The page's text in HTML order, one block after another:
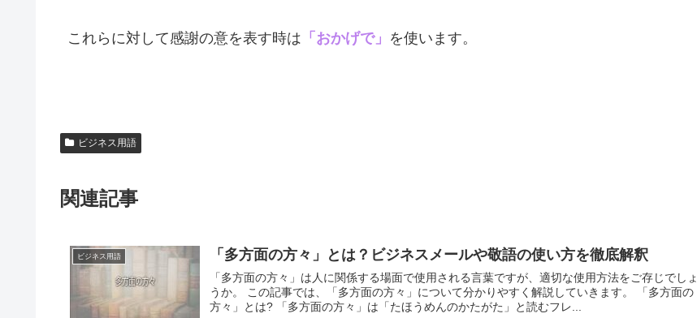
これらに対して感謝の意を表す時は 「おかげで」 を使います。
ビジネス用語
関連記事
ビジネス用語 「多方面の方々」とは？ビジネスメールや敬語の使い方を徹底解釈
「多方面の方々」は人に関係する場面で使用される言葉ですが、適切な使用方法をご存じでしょ
うか。 この記事では、「多方面の方々」について分かりやすく解説していきます。 「多方面の
方々」とは? 「多方面の方々」は「たほうめんのかたがた」と読むフレ...